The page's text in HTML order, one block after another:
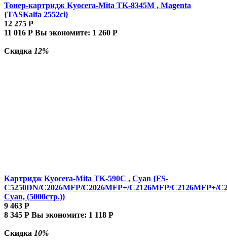
Тонер-картридж Kyocera-Mita TK-8345M , Magenta
{TASKalfa 2552ci}
12 275 Р
11 016 Р Вы экономите: 1 260 Р
Скидка 12%
Картридж Kyocera-Mita TK-590C , Cyan {FS-
C5250DN/C2026MFP/C2026MFP+/C2126MFP/C2126MFP+/
Cyan, (5000стр.)}
9 463 Р
8 345 Р Вы экономите: 1 118 Р
Скидка 10%